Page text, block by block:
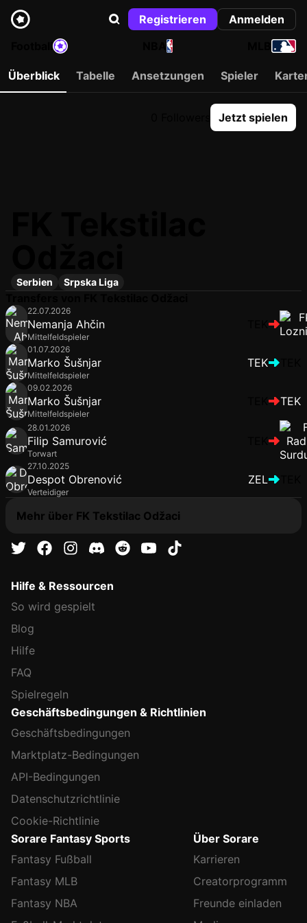
Registrieren
Anmelden
NBA
Überblick Tabelle Ansetzungen Spieler
Jetzt spielen
Serbien Srpska Liga
22.07.2026
Nemanja Ahčin
Mittelfeldspieler
01.07.2026
Marko Šušnjar
Mittelfeldspieler
TEK
09.02.2026
Marko Šušnjar
Mittelfeldspieler
TEK
28.01.2026
Filip Samurović
Torwart
27.10.2025
Despot Obrenović
Verteidiger
ZEL
Mehr über FK Tekstilac Odžaci
Hilfe & Ressourcen
So wird gespielt
Blog
Hilfe
FAQ
Spielregeln
Geschäftsbedingungen & Richtlinien
Geschäftsbedingungen
Marktplatz-Bedingungen
API-Bedingungen
Datenschutzrichtlinie
Cookie-Richtlinie
Sorare Fantasy Sports
Fantasy Fußball
Fantasy MLB
Fantasy NBA
Über Sorare
Karrieren
Creatorprogramm
Freunde einladen